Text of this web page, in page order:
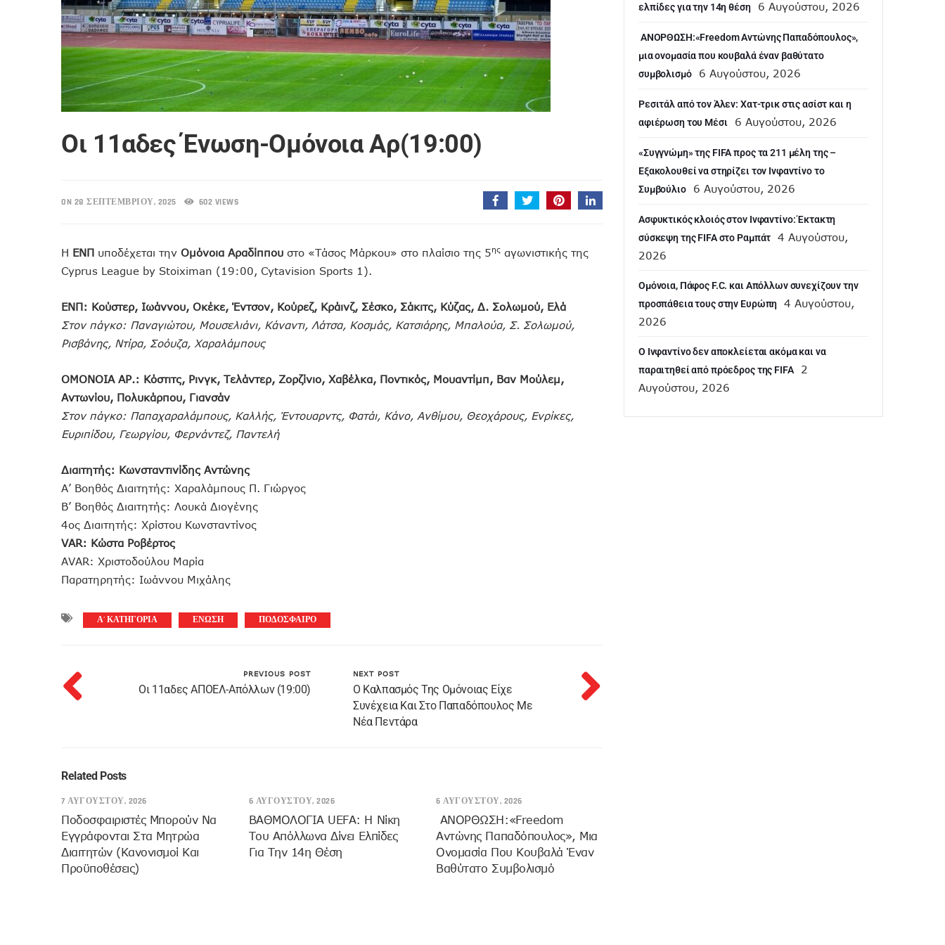
Οι 11αδες Ένωση-Ομόνοια Αρ(19:00)
ON 28 ΣΕΠΤΕΜΒΡΊΟΥ, 2025 602 VIEWS
Η ΕΝΠ υποδέχεται την Ομόνοια Αραδίππου στο «Τάσος Μάρκου» στο πλαίσιο της 5ης αγωνιστικής της
Cyprus League by Stoiximan (19:00, Cytavision Sports 1).
ΕΝΠ: Κούστερ, Ιωάννου, Οκέκε, Έντσον, Κούρεζ, Κράινζ, Σέσκο, Σάκιτς, Κύζας, Δ. Σολωμού, Ελά
Στον πάγκο: Παναγιώτου, Μουσελιάνι, Κάναντι, Λάτσα, Κοσμάς, Κατσιάρης, Μπαλούα, Σ. Σολωμού,
Ρισβάνης, Ντίρα, Σοόυζα, Χαραλάμπους
ΟΜΟΝΟΙΑ ΑΡ.: Κόστιτς, Ρινγκ, Τελάντερ, Ζορζίνιο, Χαβέλκα, Ποντικός, Μουαντίμπ, Βαν Μούλεμ,
Αντωνίου, Πολυκάρπου, Γιανσάν
Στον πάγκο: Παπαχαραλάμπους, Καλλής, Έντουαρντς, Φατάι, Κάνο, Ανθίμου, Θεοχάρους, Ενρίκες,
Ευριπίδου, Γεωργίου, Φερνάντεζ, Παντελή
Διαιτητής: Κωνσταντινίδης Αντώνης
Α’ Βοηθός Διαιτητής: Χαραλάμπους Π. Γιώργος
Β’ Βοηθός Διαιτητής: Λουκά Διογένης
4ος Διαιτητής: Χρίστου Κωνσταντίνος
VAR: Κώστα Ροβέρτος
AVAR: Χριστοδούλου Μαρία
Παρατηρητής: Ιωάννου Μιχάλης
Α' ΚΑΤΗΓΟΡΙΑ ΕΝΩΣΗ ΠΟΔΟΣΦΑΙΡΟ
PREVIOUS POST
Oι 11αδες ΑΠΟΕΛ-Απόλλων (19:00)
NEXT POST
Ο Καλπασμός Της Ομόνοιας Είχε
Συνέχεια Και Στο Παπαδόπουλος Με
Νέα Πεντάρα
Related Posts
7 ΑΥΓΟΎΣΤΟΥ, 2026
Ποδοσφαιριστές Μπορούν Να
Εγγράφονται Στα Μητρώα
Διαιτητών (κανονισμοί Και
Προϋποθέσεις)
6 ΑΥΓΟΎΣΤΟΥ, 2026
ΒΑΘΜΟΛΟΓΙΑ UEFA: Η Νίκη
Του Απόλλωνα Δίνει Ελπίδες
Για Την 14η Θέση
6 ΑΥΓΟΎΣΤΟΥ, 2026
ANOΡΘΩΣΗ:«Freedom
Αντώνης Παπαδόπουλος», Μια
Ονομασία Που Κουβαλά Έναν
Βαθύτατο Συμβολισμό
ελπίδες για την 14η θέση 6 Αυγούστου, 2026
ANOΡΘΩΣΗ:«Freedom Αντώνης Παπαδόπουλος»,
μια ονομασία που κουβαλά έναν βαθύτατο
συμβολισμό
6 Αυγούστου, 2026
Ρεσιτάλ από τον Άλεν: Χατ-τρικ στις ασίστ και η
αφιέρωση του Μέσι
6 Αυγούστου, 2026
«Συγγνώμη» της FIFA προς τα 211 μέλη της –
Εξακολουθεί να στηρίζει τον Ινφαντίνο το
Συμβούλιο
6 Αυγούστου, 2026
Ασφυκτικός κλοιός στον Ινφαντίνο: Έκτακτη
σύσκεψη της FIFA στο Ραμπάτ
4 Αυγούστου,
2026
Ομόνοια, Πάφος F.C. και Απόλλων συνεχίζουν την
προσπάθεια τους στην Ευρώπη
4 Αυγούστου,
2026
Ο Ινφαντίνο δεν αποκλείεται ακόμα και να
παραιτηθεί από πρόεδρος της FIFA
2
Αυγούστου, 2026